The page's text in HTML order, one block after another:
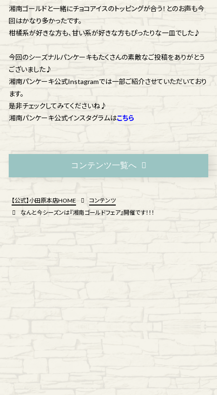
湘南ゴールドと一緒にチョコアイスのトッピングが合う！とのお声も今
回はかなり多かったです。
柑橘系が好きな方も、甘い系が好きな方もぴったりな一皿でした♪
今回のシーズナルパンケーキもたくさんの素敵なご投稿をありがとう
ございました♪
湘南パンケーキ公式Instagramでは一部ご紹介させていただいており
ます。
是非チェックしてみてくださいね♪
湘南パンケーキ公式インスタグラムはこちら
コンテンツ一覧へ
【公式】小田原本店HOME
コンテンツ
なんと今シーズンは『湘南ゴールドフェア』開催です！！！